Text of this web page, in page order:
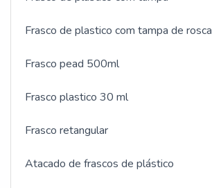
Frasco de plastico com tampa de rosca
Frasco pead 500ml
Frasco plastico 30 ml
Frasco retangular
Atacado de frascos de plástico